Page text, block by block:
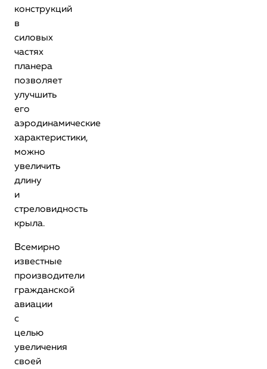
конструкций
в
силовых
частях
планера
позволяет
улучшить
его
аэродинамические
характеристики,
можно
увеличить
длину
и
стреловидность
крыла.
Всемирно
известные
производители
гражданской
авиации
с
целью
увеличения
своей